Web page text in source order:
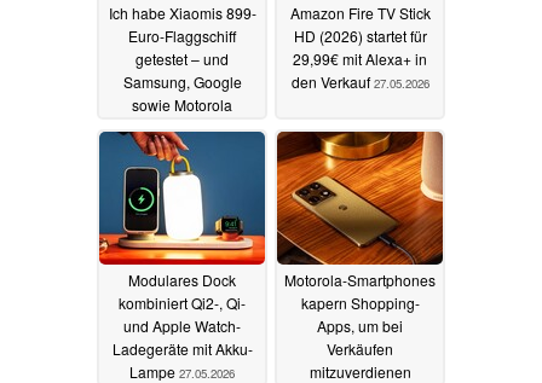
Ich habe Xiaomis 899-
Euro-Flaggschiff
getestet – und
Samsung, Google
sowie Motorola
bekommen ernsthafte
Konkurrenz
Amazon Fire TV Stick
HD (2026) startet für
29,99€ mit Alexa+ in
den Verkauf 27.05.2026
Modulares Dock
kombiniert Qi2-, Qi-
und Apple Watch-
Ladegeräte mit Akku-
Lampe 27.05.2026
Motorola-Smartphones
kapern Shopping-
Apps, um bei
Verkäufen
mitzuverdienen